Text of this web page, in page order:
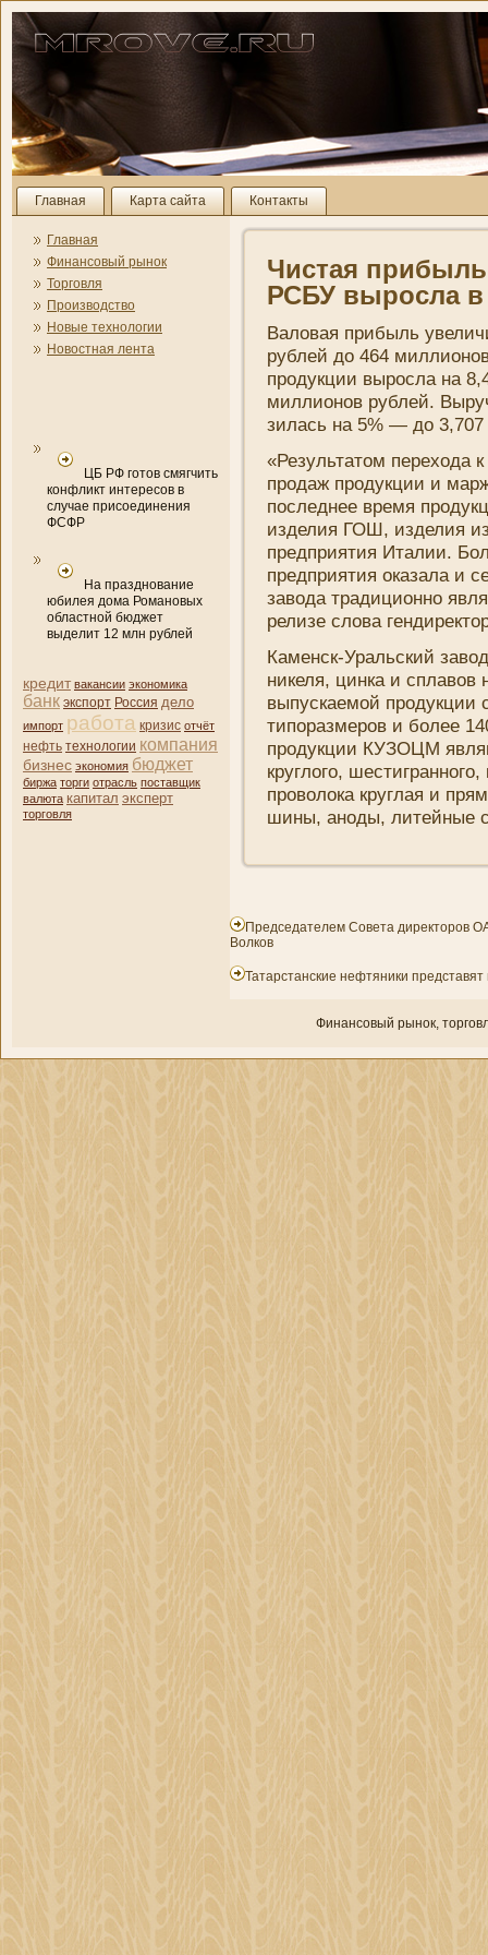
Главная Карта сайта Контакты
Главная
Финансовый рынок
Торговля
Производство
Новые технологии
Новостная лента
ЦБ РФ готов смягчить
конфликт интересов в
случае присоединения
ФСФР
На празднование
юбилея дома Романовых
областной бюджет
выделит 12 млн рублей
кредит вакансии экономика
банк экспорт Россия дело
импорт работа кризис отчёт
нефть технологии компани­я
бизнес экономия бюджет
биржа торги отрасль поставщик
валюта капитал эксперт
торговля
Чистая
РСБУ выросла
Валовая прибыль
рублей до 464
продукции выросла на
миллионов рублей.
зилась на 5% — до
«Результатом перехода
продаж продукции и
последнее время
изделия ГОШ, изделия
предприятия Италии.
предприятия оказала и
завода традиционно
релизе слова
Каменск-Уральский
ни­келя, цинка и сплавов
выпускаемой продукции
типоразмеров и более
продукции КУЗОЦМ
круглого,
проволока круглая и
шины, аноды, литейные
Председателем Совета директоров
Волков
Татарстанские нефтяники
Финансовый рынок,